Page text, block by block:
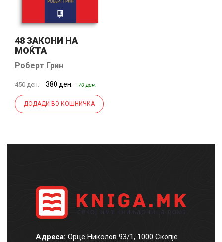
48 ЗАКОНИ НА
МОЌТА
Роберт Грин
450 ден. 380 ден. -70 ден.
ДОДАДИ ВО КОШНИЧКА
Адреса: Орце Николов 93/1, 1000 Скопје